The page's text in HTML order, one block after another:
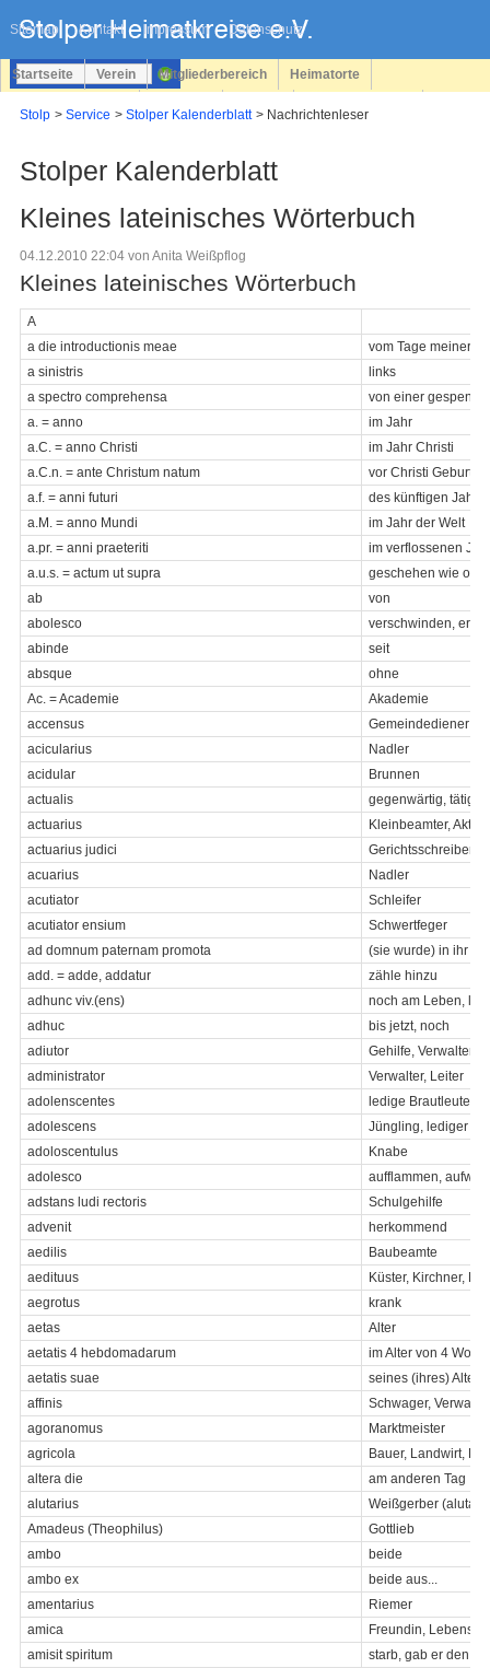
Sitemap Kontakt Impressum Datenschutz
überspringen
Startseite Verein Mitgliederbereich Heimatorte
Stolp Service Stolper Kalenderblatt Nachrichtenleser
Stolper Kalenderblatt
Kleines lateinisches Wörterbuch
04.12.2010 22:04 von Anita Weißpflog
Kleines lateinisches Wörterbuch
A
a die introductionis meae
vom Tage meiner
a sinistris
links
a spectro comprehensa
von einer
a. = anno
im Jahr
a.C. = anno Christi
im Jahr Christi
a.C.n. = ante Christum natum
vor Christi Geburt
a.f. = anni futuri
des künftigen
a.M. = anno Mundi
im Jahr der Welt
a.pr. = anni praeteriti
im verflossenen
a.u.s. = actum ut supra
geschehen wie
ab
von
abolesco
verschwinden,
abinde
seit
absque
ohne
Ac. = Academie
Akademie
accensus
Gemeindediener
acicularius
Nadler
acidular
Brunnen
actualis
gegenwärtig, tätig,
actuarius
Kleinbeamter, Aktuar
actuarius judici
Gerichtsschreiber
acuarius
Nadler
acutiator
Schleifer
acutiator ensium
Schwertfeger
ad domnum paternam promota
(sie wurde) in ihr
add. = adde, addatur
zähle hinzu
adhunc viv.(ens)
noch am Leben,
adhuc
bis jetzt, noch
adiutor
Gehilfe, Verwalter
administrator
Verwalter, Leiter
adolenscentes
ledige Brautleute
adolescens
Jüngling, lediger
adoloscentulus
Knabe
adolesco
aufflammen,
adstans ludi rectoris
Schulgehilfe
advenit
herkommend
aedilis
Baubeamte
aedituus
Küster, Kirchner,
aegrotus
krank
aetas
Alter
aetatis 4 hebdomadarum
im Alter von 4
aetatis suae
seines (ihres) Alters
affinis
Schwager,
agoranomus
Marktmeister
agricola
Bauer, Landwirt,
altera die
am anderen Tag
alutarius
Weißgerber (aluta
Amadeus (Theophilus)
Gottlieb
ambo
beide
ambo ex
beide aus...
amentarius
Riemer
amica
Freundin,
amisit spiritum
starb, gab er den